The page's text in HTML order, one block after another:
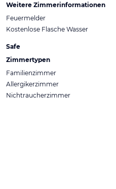
Weitere Zimmerinformationen
Feuermelder
Kostenlose Flasche Wasser
Safe
Zimmertypen
Familienzimmer
Allergikerzimmer
Nichtraucherzimmer